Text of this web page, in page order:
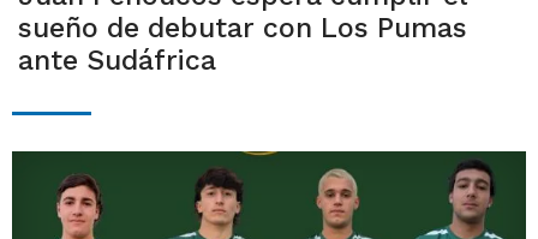
sueño de debutar con Los Pumas
ante Sudáfrica